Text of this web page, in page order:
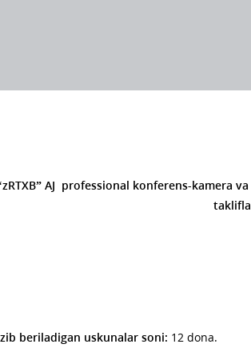
AJ professional konferens-kamera
beriladigan uskunalar soni: 12 dona.